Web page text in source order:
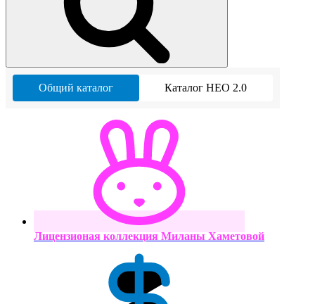
Общий каталог Каталог НЕО 2.0
Лицензионая коллекция Миланы Хаметовой